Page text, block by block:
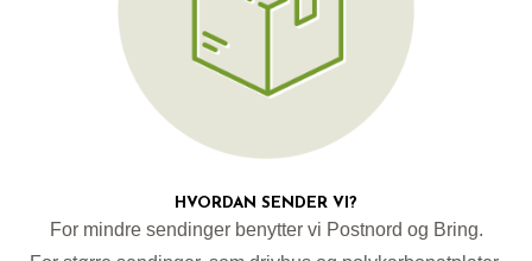
HVORDAN SENDER VI?
For mindre sendinger benytter vi Postnord og Bring.